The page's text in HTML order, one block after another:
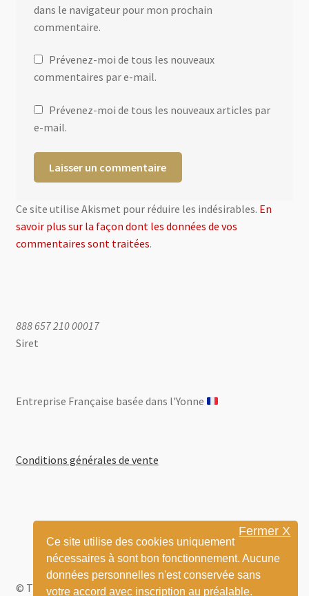
dans le navigateur pour mon prochain
commentaire.
Prévenez-moi de tous les nouveaux
commentaires par e-mail.
Prévenez-moi de tous les nouveaux articles par
e-mail.
Ce site utilise Akismet pour réduire les indésirables. En
savoir plus sur la façon dont les données de vos
commentaires sont traitées.
888 657 210 00017
Siret
Entreprise Française basée dans l'Yonne ​
Conditions générales de vente
© Thom BD 2026
Ce site utilise des cookies uniquement
nécessaires à sont bon fonctionnement. Aucune
données personnelles n'est conservée sans
votre accord avec inscription au préalable.
Fermer X